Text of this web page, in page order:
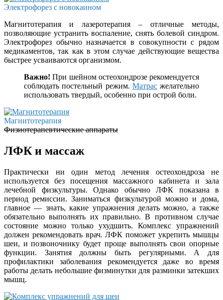
Электрофорез с новокаином
Магнитотерапия и лазеротерапия – отличные методы,
позволяющие устранить воспаление, снять болевой синдром.
Электрофорез обычно назначается в совокупности с рядом
медикаментов, так как в этом случае действующие вещества
быстрее усваиваются организмом.
Важно! При шейном остеохондрозе рекомендуется
соблюдать постельный режим. Матрасжелательно
использовать твердый, особенно при острой боли.
Магнитотерапия
Физиотерапевтические аппараты
ЛФК и массаж
Практически ни один метод лечения остеохондроза не
используется без посещения массажного кабинета и зала
лечебной физкультуры. Однако обычно ЛФК показана в
период ремиссии. Заниматься физкультурой можно и дома,
главное — знать, какие упражнения делать можно, а также
обязательно выполнять их правильно. В противном случае
состояние можно только ухудшить. Комплекс упражнений
должен рекомендовать врач. ЛФК поможет укрепить мышцы
шеи, и позвоночнику будет проще выполнять свои опорные
функции. Занятия должны быть регулярными. А для
профилактики заболевания рекомендуется даже во время
работы делать небольшие физминутки для разминки затекших
мышц.